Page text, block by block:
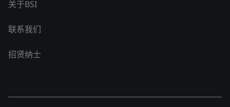
关于BSI
联系我们
招贤纳士